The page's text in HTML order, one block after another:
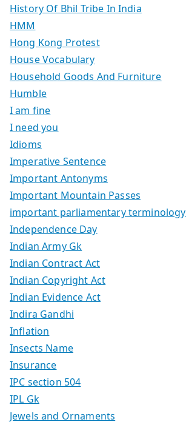
History Of Bhil Tribe In India
HMM
Hong Kong Protest
House Vocabulary
Household Goods And Furniture
Humble
I am fine
I need you
Idioms
Imperative Sentence
Important Antonyms
Important Mountain Passes
important parliamentary terminology
Independence Day
Indian Army Gk
Indian Contract Act
Indian Copyright Act
Indian Evidence Act
Indira Gandhi
Inflation
Insects Name
Insurance
IPC section 504
IPL Gk
Jewels and Ornaments